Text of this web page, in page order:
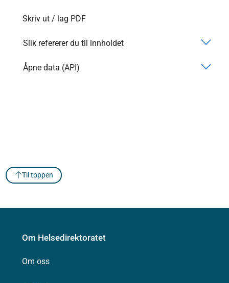
Skriv ut / lag PDF
Slik refererer du til innholdet
Åpne data (API)
Til toppen
Om Helsedirektoratet
Om oss